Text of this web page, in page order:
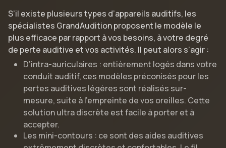
S’il existe plusieurs types d’appareils auditifs, les
spécialistes GrandAudition proposent le modèle le
plus efficace par rapport à vos besoins, à votre degré
de perte auditive et vos activités. Il peut alors s’agir :
D’intra-auriculaires : entièrement logés dans votre
conduit auditif, ces modèles préconisés pour les
pertes auditives légères sont réalisés sur-
mesure, suite à l’empreinte de vos oreilles. Cette
solution ultra discrète est facile à porter et à
accepter.
Les mini-contours : ce sont des aides auditives